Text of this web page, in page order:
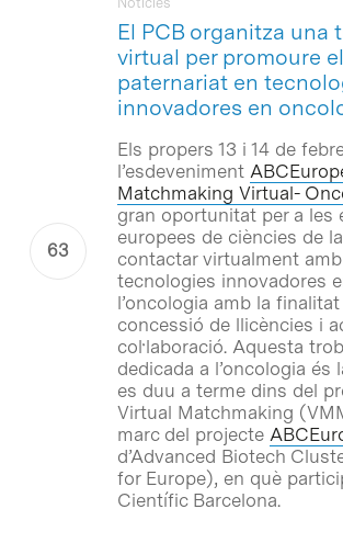
El PCB organitza una
virtual per promoure el
paternariat en
innovadores en
Els propers 13 i 14 de
l’esdeveniment
Matchmaking Virtual-
gran oportunitat per a les
europees de ciències de
contactar virtualment
tecnologies innovadores
l’oncologia amb la finalitat
concessió de llicències i
col·laboració. Aquesta
dedicada a l’oncologia és
es duu a terme dins del
Virtual Matchmaking
marc del projecte
d’Advanced Biotech
for Europe), en què
Científic Barcelona.